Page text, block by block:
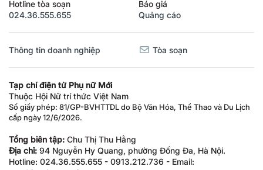
Hotline tòa soạn
024.36.555.655
Báo giá
Quảng cáo
Thông tin doanh nghiệp Tòa soạn
Tạp chí điện tử Phụ nữ Mới
Thuộc Hội Nữ trí thức Việt Nam
Số giấy phép: 81/GP-BVHTTDL do Bộ Văn Hóa, Thể Thao và Du Lịch
cấp ngày 12/6/2026.
Tổng biên tập: Chu Thị Thu Hằng
Địa chỉ: 94 Nguyễn Hy Quang, phường Đống Đa, Hà Nội.
Hotline: 024.36.555.655 - 0913.212.736 - Email: